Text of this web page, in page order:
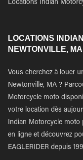
Locations Indian
LOCATIONS
NEWTONVILLE, MA
Vous cherchez à louer
Newtonville, MA ?
Motorcycle moto
votre location dès
Indian Motorcycle moto
en ligne et découvrez
EAGLERIDER depuis